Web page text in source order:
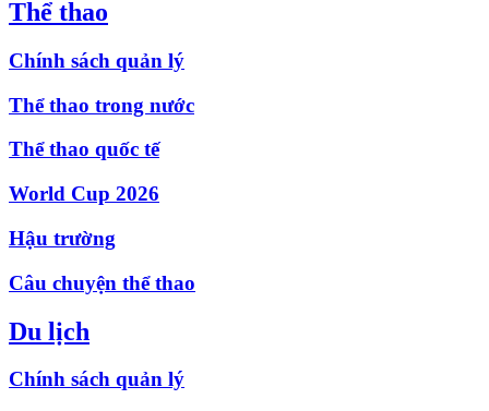
Thể thao
Chính sách quản lý
Thể thao trong nước
Thể thao quốc tế
World Cup 2026
Hậu trường
Câu chuyện thể thao
Du lịch
Chính sách quản lý